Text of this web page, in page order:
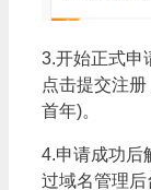
3.开始正式申
点击提交注
首年)。
4.申请成功后
过域名管理后